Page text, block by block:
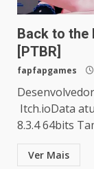
Back to the
[PTBR]
fapfapgames
Itch.ioData
8.3.4 64bits
Ver Mais